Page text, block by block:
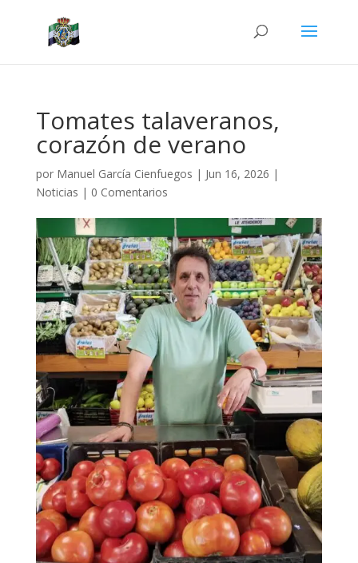
Tomates talaveranos,
corazón de verano
por Manuel García Cienfuegos | Jun 16, 2026 |
Noticias | 0 Comentarios